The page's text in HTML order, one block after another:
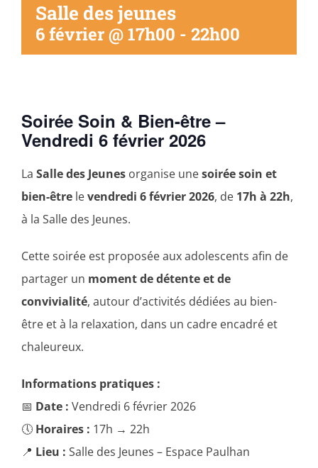
Salle des jeunes
6 février @ 17h00 - 22h00
Soirée Soin & Bien-être –
Vendredi 6 février 2026
La Salle des Jeunes organise unesoirée soin et
bien-être levendredi 6 février 2026, de 17h à 22h,
à la Salle des Jeunes.
Cette soirée est proposée aux adolescents afin de
partager un moment de détente et de
convivialité, autour d’activités dédiées au bien-
être et à la relaxation, dans un cadre encadré et
chaleureux.
Informations pratiques :
📅 Date : Vendredi 6 février 2026
🕔 Horaires : 17h → 22h
📍 Lieu : Salle des Jeunes – Espace Paulhan